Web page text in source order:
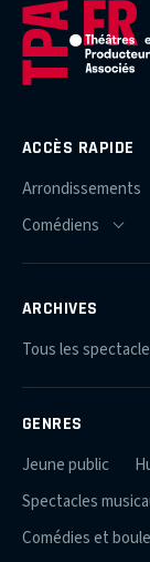
ACCÈS RAPIDE
ARCHIVES
Tous les
GENRES
Jeune public
Spectacles
Comédies et